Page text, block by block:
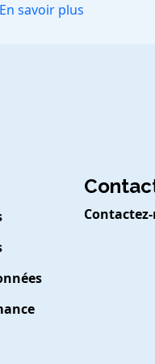
En savoir plus